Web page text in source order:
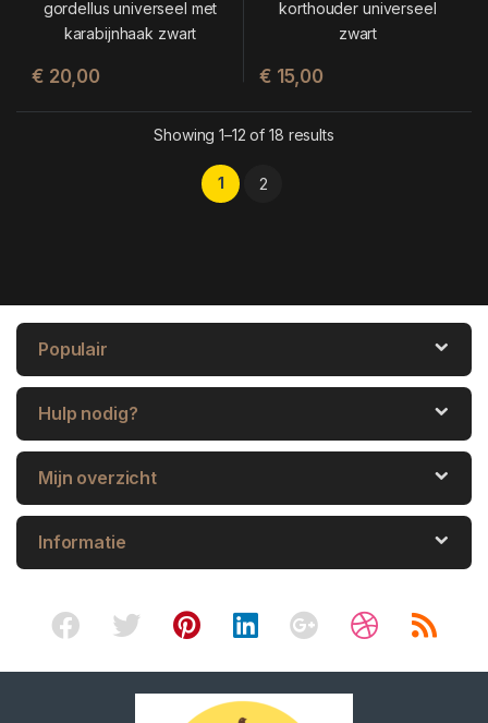
€ 20,00 € 15,00
Showing 1–12 of 18 results
1 2
Populair
Hulp nodig?
Mijn overzicht
Informatie